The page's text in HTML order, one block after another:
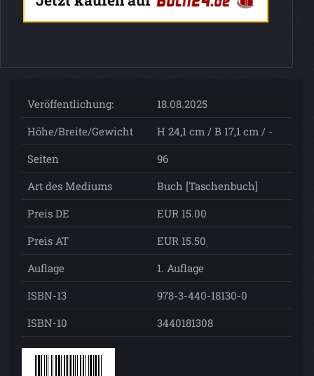
Veröffentlichung:
18.08.2025
Höhe/Breite/Gewicht
H 24,1 cm / B 17,1 cm / -
Seiten
96
Art des Mediums
Buch [Taschenbuch]
Preis DE
EUR 15.00
Preis AT
EUR 15.50
Auflage
1. Auflage
ISBN-13
978-3-440-18130-0
ISBN-10
3440181308